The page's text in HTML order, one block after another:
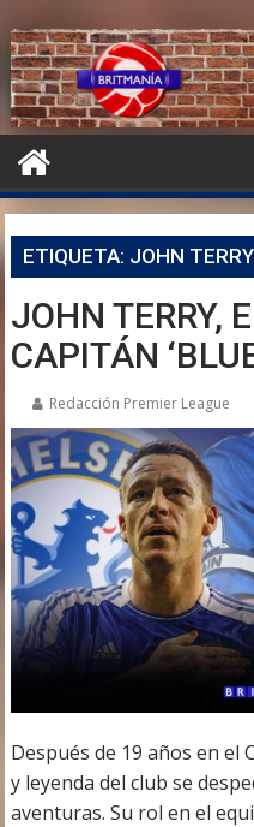
ETIQUETA: JOHN TERRY
JOHN TERRY,
CAPITÁN
Redacción Premier League
Después de 19 años en el
y leyenda del club se
aventuras. Su rol en el